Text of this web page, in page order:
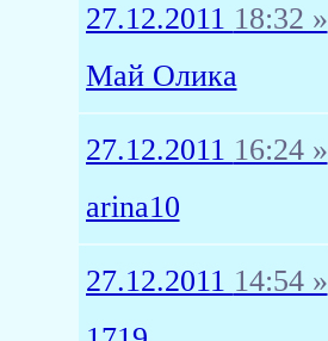
27.12.2011 18:32 »
Май Олика
27.12.2011 16:24 »
arina10
27.12.2011 14:54 »